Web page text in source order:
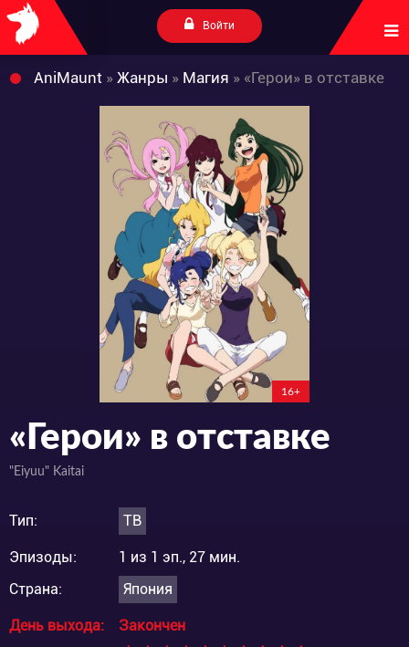
Войти
AniMaunt » Жанры » Магия » «Герои» в отставке
16+
«Герои» в отставке
"Eiyuu" Kaitai
Тип: ТВ
Эпизоды:
1 из 1 эп., 27 мин.
Страна:
Япония
День выхода:
Закончен